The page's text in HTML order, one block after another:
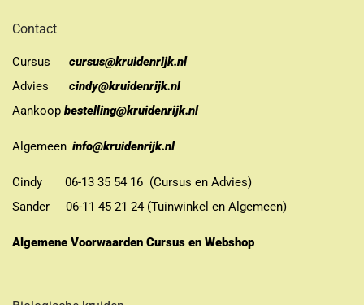
Contact
Cursus
cursus@kruidenrijk.nl
Advies
cindy@kruidenrijk.nl
Aankoop bestelling@kruidenrijk.nl
Algemeen info@kruidenrijk.nl
Cindy 06-13 35 54 16 (Cursus en Advies)
Sander 06-11 45 21 24 (Tuinwinkel en Algemeen)
Algemene Voorwaarden Cursus en Webshop